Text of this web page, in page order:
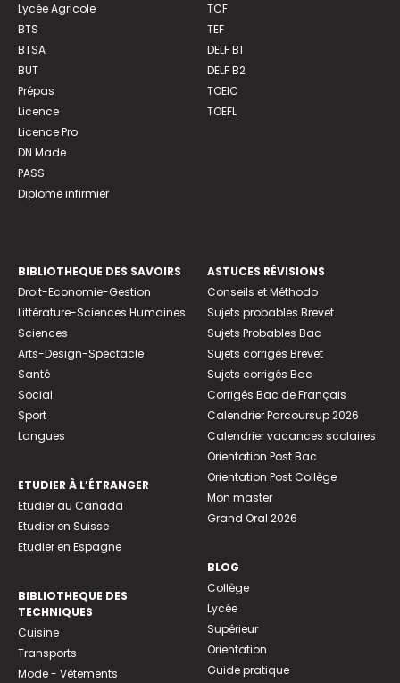
Lycée Agricole
BTS
BTSA
BUT
Prépas
Licence
Licence Pro
DN Made
PASS
Diplome infirmier
TCF
TEF
DELF B1
DELF B2
TOEIC
TOEFL
BIBLIOTHEQUE DES SAVOIRS
Droit-Economie-Gestion
Littérature-Sciences Humaines
Sciences
Arts-Design-Spectacle
Santé
Social
Sport
Langues
ETUDIER À L’ÉTRANGER
Etudier au Canada
Etudier en Suisse
Etudier en Espagne
BIBLIOTHEQUE DES
TECHNIQUES
Cuisine
Transports
Mode - Vêtements
ASTUCES RÉVISIONS
Conseils et Méthodo
Sujets probables Brevet
Sujets Probables Bac
Sujets corrigés Brevet
Sujets corrigés Bac
Corrigés Bac de Français
Calendrier Parcoursup 2026
Calendrier vacances scolaires
Orientation Post Bac
Orientation Post Collège
Mon master
Grand Oral 2026
BLOG
Collège
Lycée
Supérieur
Orientation
Guide pratique